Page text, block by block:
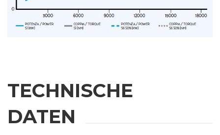
WEITERE
erhalten
Vorname
TECHNISCHE
DATEN